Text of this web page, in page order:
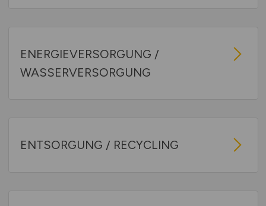
ENERGIEVERSORGUNG /
WASSERVERSORGUNG
ENTSORGUNG / RECYCLING